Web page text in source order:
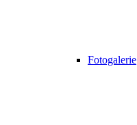
Fotogalerie